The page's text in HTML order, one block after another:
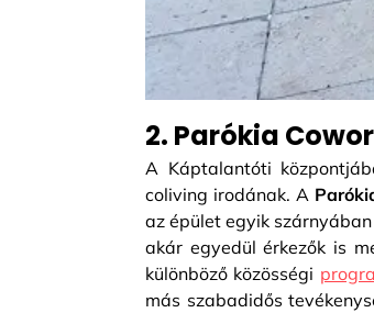
2. Parókia
A Káptalantóti
coliving irodának. A
az épület egyik
akár egyedül érkezők is
különböző közösségi
más szabadidős